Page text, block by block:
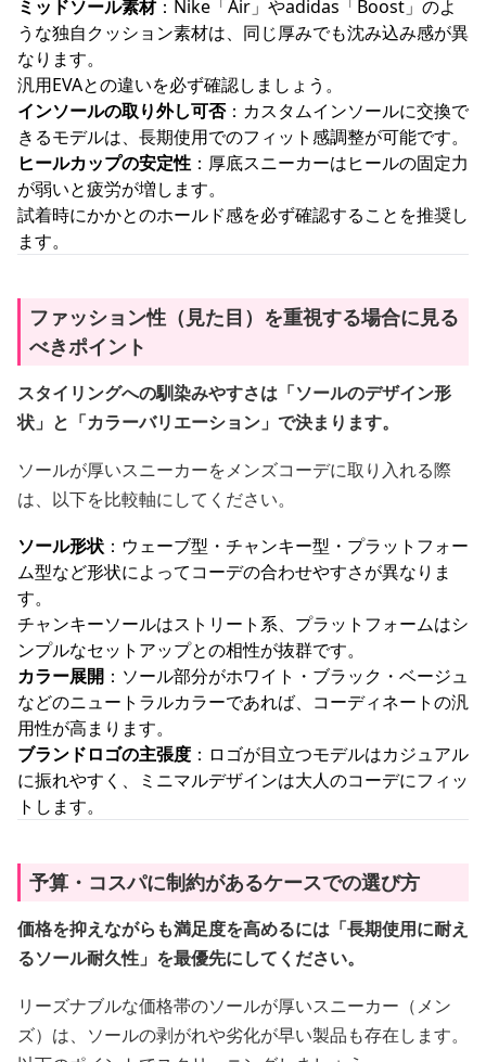
ミッドソール素材：Nike「Air」やadidas「Boost」のよ
うな独自クッション素材は、同じ厚みでも沈み込み感が異
なります。
汎用EVAとの違いを必ず確認しましょう。
インソールの取り外し可否：カスタムインソールに交換で
きるモデルは、長期使用でのフィット感調整が可能です。
ヒールカップの安定性 ：厚底スニーカーはヒールの固定力
が弱いと疲労が増します。
試着時にかかとのホールド感を必ず確認することを推奨し
ます。
ファッション性（見た目）を重視する場合に見る
べきポイント
スタイリングへの馴染みやすさは「ソールのデザイン形
状」と「カラーバリエーション」で決まります。
ソールが厚いスニーカーをメンズコーデに取り入れる際
は、以下を比較軸にしてください。
ソール形状 ：ウェーブ型・チャンキー型・プラットフォー
ム型など形状によってコーデの合わせやすさが異なりま
す。
チャンキーソールはストリート系、プラットフォームはシ
ンプルなセットアップとの相性が抜群です。
カラー展開 ：ソール部分がホワイト・ブラック・ベージュ
などのニュートラルカラーであれば、コーディネートの汎
用性が高まります。
ブランドロゴの主張度 ：ロゴが目立つモデルはカジュアル
に振れやすく、ミニマルデザインは大人のコーデにフィッ
トします。
予算・コスパに制約があるケースでの選び方
価格を抑えながらも満足度を高めるには「長期使用に耐え
るソール耐久性」を最優先にしてください。
リーズナブルな価格帯のソールが厚いスニーカー（メン
ズ）は、ソールの剥がれや劣化が早い製品も存在します。